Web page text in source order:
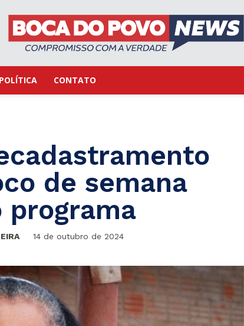
POLÍTICA CONTATO
de semana
programa
14 de outubro de 2024